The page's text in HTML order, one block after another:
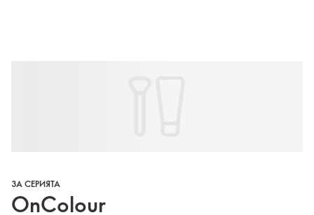
ЗА СЕРИЯТА
OnColour